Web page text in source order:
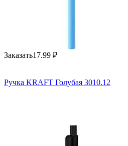
Заказать17.99 ₽
Ручка KRAFT Голубая 3010.12